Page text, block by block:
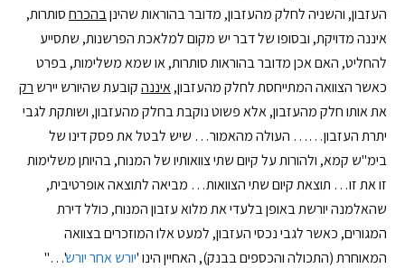
העזבון, והשניה לחלק מהעזבון, מדובר בהוראות שהינןבהכרחסותרות,
איננה מדויקת, ובסופו של דבר יש מקום למלאכת הפרשנות, שתסייע
להחליט, האם אכן מדובר בהוראות סותרות, או שמא משלימות, בפרט
כאשר הצוואה המתייחסת לחלק מהעזבון,איננהקובעת שהיורש יירש רק
את אותו חלק מהעזבון, אלא פשוט נוקבת בחלק מהעזבון, ושותקת לגבי
יתרת העזבון…… העולה מהאמור… שיש לבטל את פסק דינו של
בימ"ש קמא, ולהורות על קיום שתי צוואותיו של המנוח, בהיותן משלימות
זו את זו… תוצאת קיום שתי הצוואות… מביאה לתוצאה אופרטיבית,
שהאלמנה יורשת באופן בלעדי את מלוא עזבון המנוח, כולל דירת
המגורים, כאשר לגבי נכסי העזבון, למעט אלו המוזכרים בצוואה
המאוחרת (התכולה והכספים בבנק), האחיין הינו 'יורש אחר יורש'…"